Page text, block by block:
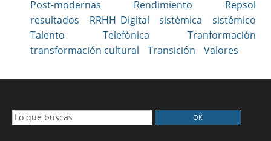
Post-modernas
Rendimiento
Repsol
resultados
RRHH Digital sistémica
sistémico
Talento
Telefónica
Tranformación
transformación cultural
Transición Valores